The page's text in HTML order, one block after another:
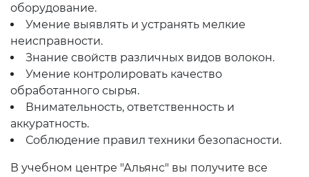
оборудование.
Умение выявлять и устранять мелкие
неисправности.
Знание свойств различных видов волокон.
Умение контролировать качество
обработанного сырья.
Внимательность, ответственность и
аккуратность.
Соблюдение правил техники безопасности.
В учебном центре "Альянс" вы получите все